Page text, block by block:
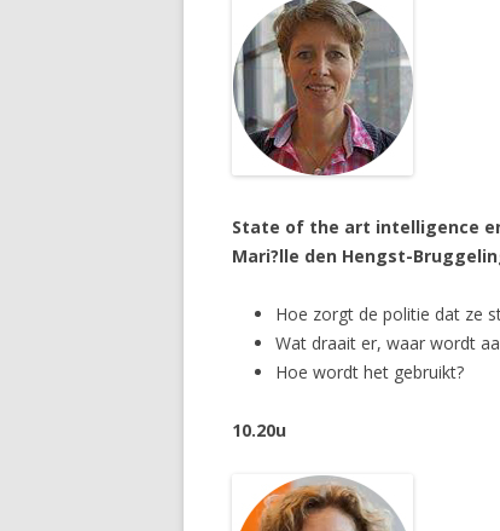
State of the art intelligence
Mari?lle den Hengst-
Hoe zorgt de politie dat ze
Wat draait er, waar wordt
Hoe wordt het gebruikt?
10.20u